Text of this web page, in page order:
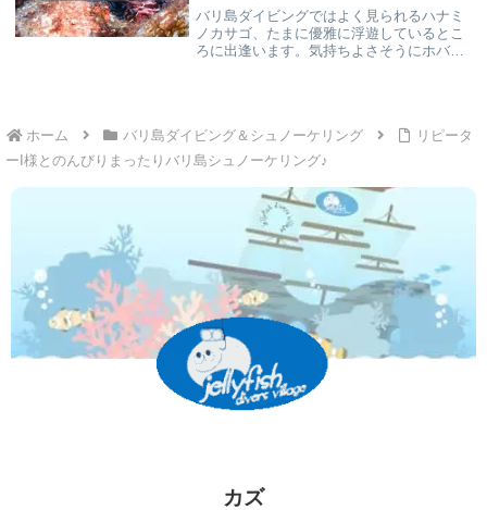
バリ島ダイビングではよく見られるハナミ
ノカサゴ、たまに優雅に浮遊しているとこ
ろに出逢います。気持ちよさそうにホバリ
ホーム
バリ島ダイビング＆シュノーケリング
リピータ
ーI様とのんびりまったりバリ島シュノーケリング♪
カズ